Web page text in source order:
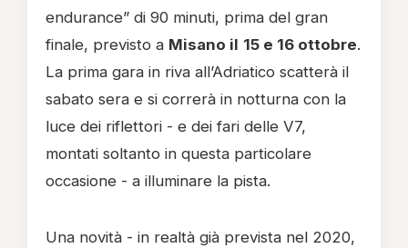
endurance” di 90 minuti, prima del gran
finale, previsto a Misano il 15 e 16 ottobre.
La prima gara in riva all’Adriatico scatterà il
sabato sera e si correrà in notturna con la
luce dei riflettori - e dei fari delle V7,
montati soltanto in questa particolare
occasione - a illuminare la pista.
Una novità - in realtà già prevista nel 2020,